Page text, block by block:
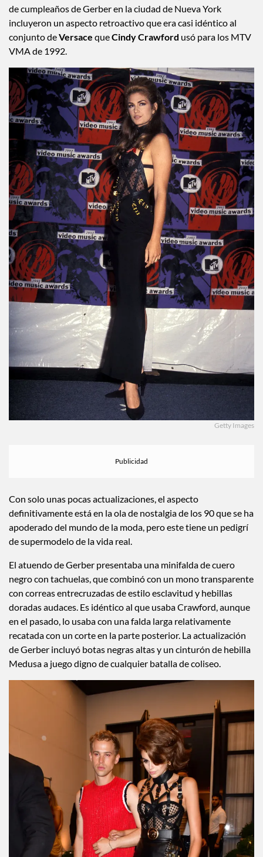
memorables de Crawford.Peopleinforma que las festividades
de cumpleaños de Gerber en la ciudad de Nueva York
incluyeron un aspecto retroactivo que era casi idéntico al
conjunto deVersace
Con solo unas pocas actualizaciones, el aspecto
definitivamente está en la ola de nostalgia de los 90 que se ha
apoderado del mundo de la moda, pero este tiene un pedigrí
El atuendo de Gerber presentaba una minifalda de cuero
negro con tachuelas, que combinó con un mono transparente
con correas entrecruzadas de estilo esclavitud y hebillas
doradas audaces. Es idéntico al que usaba Crawford, aunque
en el pasado, lo usaba con una falda larga relativamente
recatada con un corte en la parte posterior. La actualización
de Gerber incluyó botas negras altas y un cinturón de hebilla